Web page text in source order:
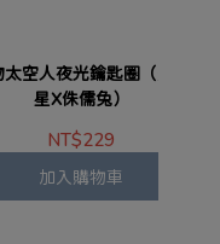
太空人夜光鑰匙圈（天王
星X侏儒兔）
NT$229
加入購物車